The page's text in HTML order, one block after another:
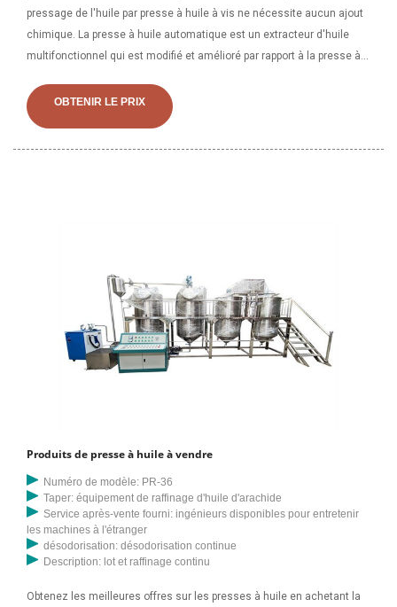
pressage de l'huile par presse à huile à vis ne nécessite aucun ajout
chimique. La presse à huile automatique est un extracteur d'huile
multifonctionnel qui est modifié et amélioré par rapport à la presse à
est entièrement automatique. Par conséquent, lorsque la matière
première est chargée dans la machine
OBTENIR LE PRIX
Produits de presse à huile à vendre
Numéro de modèle: PR-36
Taper: équipement de raffinage d'huile d'arachide
Service après-vente fourni: ingénieurs disponibles pour entretenir
les machines à l'étranger
désodorisation: désodorisation continue
Description: lot et raffinage continu
Obtenez les meilleures offres sur les presses à huile en achetant la